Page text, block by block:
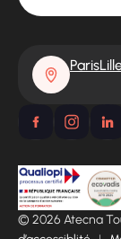
Paris
© 2026 Atecna